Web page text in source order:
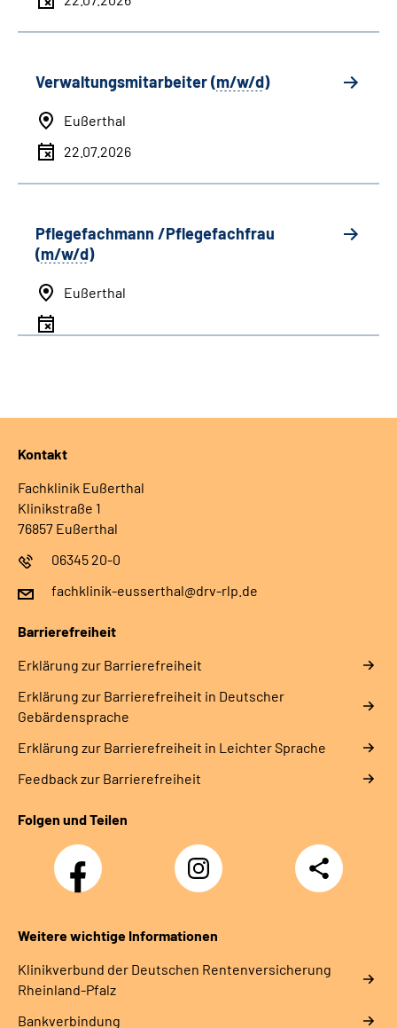
Verwaltungsmitarbeiter (m/w/d)
Eußerthal
22.07.2026
Pflegefachmann /Pflegefachfrau
(m/w/d)
Eußerthal
Kontakt
Fachklinik Eußerthal
Klinikstraße 1
76857 Eußerthal
06345 20-0
fachklinik-eusserthal@drv-rlp.de
Barrierefreiheit
Erklärung zur Barrierefreiheit
Erklärung zur Barrierefreiheit in Deutscher
Gebärdensprache
Erklärung zur Barrierefreiheit in Leichter Sprache
Feedback zur Barrierefreiheit
Folgen und Teilen
Facebook
Instagram
DRV
Nachwuchskräfte
Teilen
Weitere wichtige Informationen
Klinikverbund der Deutschen Rentenversicherung
Rheinland-Pfalz
Bankverbindung